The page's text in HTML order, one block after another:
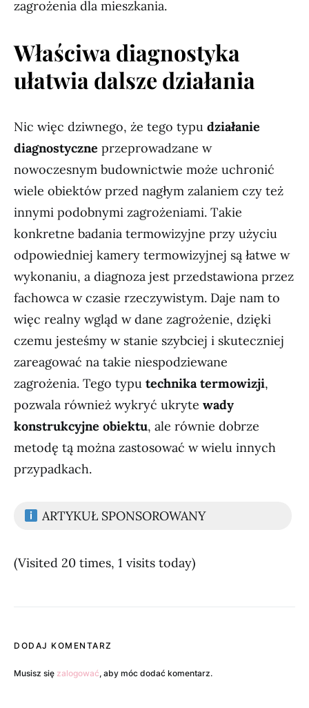
zagrożenia dla mieszkania.
Właściwa diagnostyka
ułatwia dalsze działania
Nic więc dziwnego, że tego typu działanie
diagnostyczne przeprowadzane w
nowoczesnym budownictwie może uchronić
wiele obiektów przed nagłym zalaniem czy też
innymi podobnymi zagrożeniami. Takie
konkretne badania termowizyjne przy użyciu
odpowiedniej kamery termowizyjnej są łatwe w
wykonaniu, a diagnoza jest przedstawiona przez
fachowca w czasie rzeczywistym. Daje nam to
więc realny wgląd w dane zagrożenie, dzięki
czemu jesteśmy w stanie szybciej i skuteczniej
zareagować na takie niespodziewane
zagrożenia. Tego typu technika termowizji,
pozwala również wykryć ukryte wady
konstrukcyjne obiektu, ale równie dobrze
metodę tą można zastosować w wielu innych
przypadkach.
ARTYKUŁ SPONSOROWANY
(Visited 20 times, 1 visits today)
DODAJ KOMENTARZ
Musisz się zalogować, aby móc dodać komentarz.